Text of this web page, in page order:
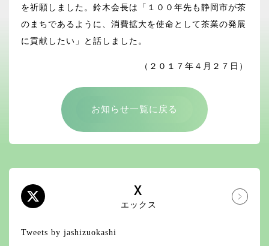
を祈願しました。鈴木会長は「１００年先も静岡市が茶
のまちであるように、消費拡大を使命として茶業の発展
に貢献したい」と話しました。
（２０１７年４月２７日）
お知らせ一覧に戻る
X
エックス
Tweets by jashizuokashi